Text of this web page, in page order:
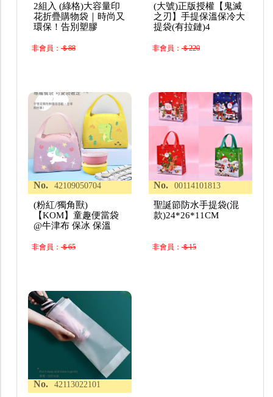
2組入 (綠格)大容量印
花折疊購物袋｜時尚又
環保！告別塑膠
非會員：＄88
(大號)正版授權【鬼滅
之刃】手提保溫保冷大
提袋(有拉鏈)4
非會員：＄220
No. 42109050704
(粉紅/獨角獸)
【KOM】童趣便當袋
@牛津布 保冰 保溫
非會員：＄65
No. 00114101813
聖誕節防水手提袋(混
款)24*26*11CM
非會員：＄15
No. 42113022101